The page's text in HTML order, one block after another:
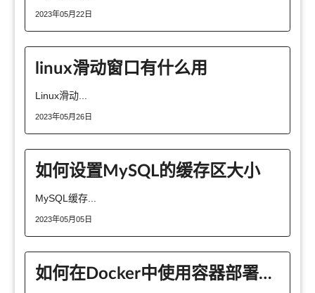
2023年05月22日
linux滑动窗口有什么用
Linux滑动...
2023年05月26日
如何设置MySQL的缓存区大小
MySQL缓存...
2023年05月05日
如何在Docker中使用容器部署监控服务？